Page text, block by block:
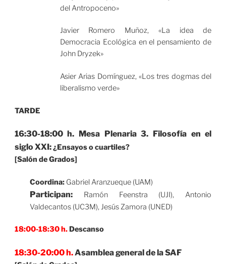
del Antropoceno»
Javier Romero Muñoz, «La idea de
Democracia Ecológica en el pensamiento de
John Dryzek»
Asier Arias Domínguez, «Los tres dogmas del
liberalismo verde»
TARDE
16:30-18:00 h. Mesa Plenaria 3. Filosofía en el
siglo XXI:¿Ensayos o cuartiles?
[Salón de Grados]
Coordina: Gabriel Aranzueque (UAM)
Participan:
Ramón Feenstra (UJI), Antonio
Valdecantos (UC3M), Jesús Zamora (UNED)
18:00-18:30 h.Descanso
18:30-20:00 h.Asamblea general de la SAF